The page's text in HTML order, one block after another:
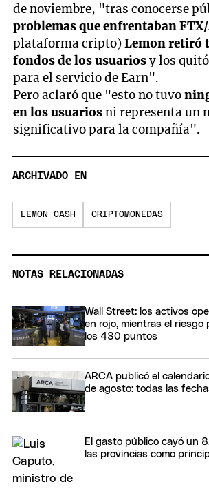
de noviembre, "tras conocerse
problemas que enfrentaban
plataforma cripto)Lemon retiró
fondos de los usuariosy los
para el servicio de Earn".
Pero aclaró que "esto no tuvo
en los usuariosni representa un
significativo para la compañía".
ARCHIVADO EN
LEMON CASH CRIPTOMONEDAS
NOTAS RELACIONADAS
Wall Street: los activos
en rojo, mientras el riesgo
los 430 puntos
ARCA publicó el
de agosto: todas las
El gasto público cayó un
las provincias como